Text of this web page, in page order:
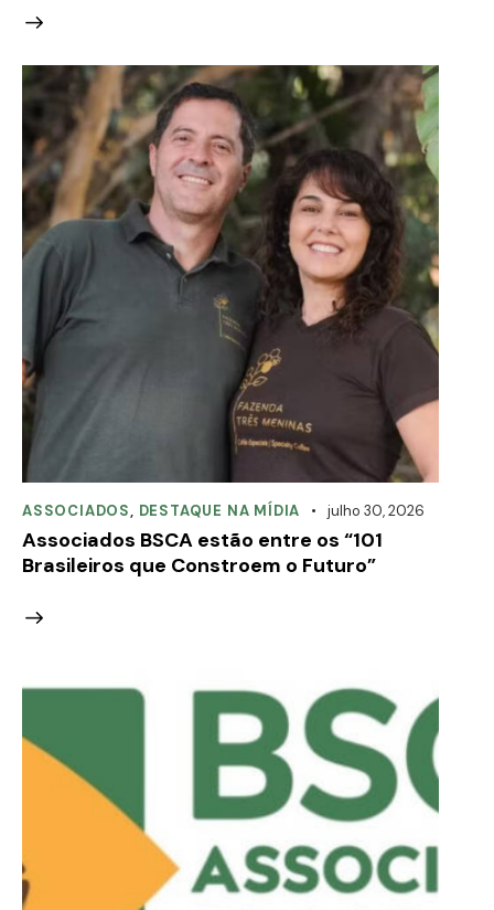
ASSOCIADOS, DESTAQUE NA MÍDIA julho 30, 2026
Associados BSCA estão entre os “101
Brasileiros que Constroem o Futuro”